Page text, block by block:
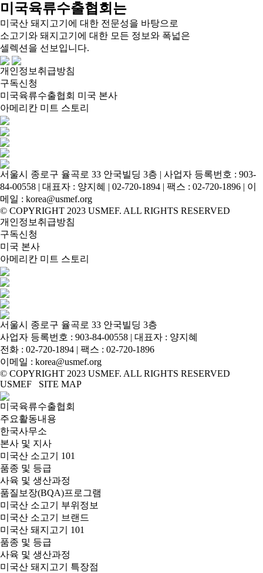
미국육류수출협회는
미국산 돼지고기에 대한 전문성을 바탕으로
소고기와 돼지고기에 대한 모든 정보와 폭넓은
셀렉션을 선보입니다.
개인정보취급방침
구독신청
미국육류수출협회 미국 본사
아메리칸 미트 스토리
서울시 종로구 율곡로 33 안국빌딩 3층 | 사업자 등록번호 : 903-
84-00558 | 대표자 : 양지혜 | 02-720-1894 | 팩스 : 02-720-1896 | 이
메일 : korea@usmef.org
© COPYRIGHT 2023 USMEF. ALL RIGHTS RESERVED
개인정보취급방침
구독신청
미국 본사
아메리칸 미트 스토리
서울시 종로구 율곡로 33 안국빌딩 3층
사업자 등록번호 : 903-84-00558 | 대표자 : 양지혜
전화 : 02-720-1894 | 팩스 : 02-720-1896
이메일 : korea@usmef.org
© COPYRIGHT 2023 USMEF. ALL RIGHTS RESERVED
USMEF SITE MAP
미국육류수출협회
주요활동내용
한국사무소
본사 및 지사
미국산 소고기 101
품종 및 등급
사육 및 생산과정
품질보장(BQA)프로그램
미국산 소고기 부위정보
미국산 소고기 브랜드
미국산 돼지고기 101
품종 및 등급
사육 및 생산과정
미국산 돼지고기 특장점